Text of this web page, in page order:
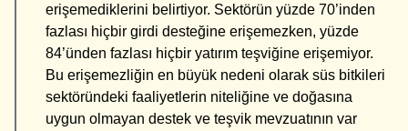
erişemediklerini belirtiyor. Sektörün yüzde 70’inden
fazlası hiçbir girdi desteğine erişemezken, yüzde
84’ünden fazlası hiçbir yatırım teşviğine erişemiyor.
Bu erişemezliğin en büyük nedeni olarak süs bitkileri
sektöründeki faaliyetlerin niteliğine ve doğasına
uygun olmayan destek ve teşvik mevzuatının var